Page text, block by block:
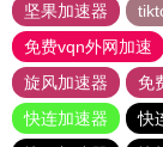
坚果加速器
免费vqn外网加速
旋风加速器
免
快连加速器
快